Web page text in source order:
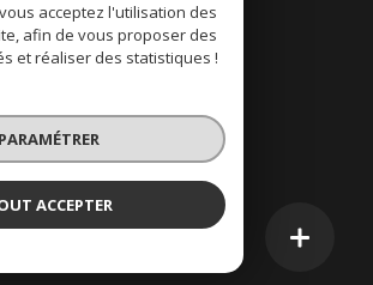
par
acceptez l'utilisation des
afin de vous proposer des
et réaliser des statistiques !
PARAMÉTRER
ACCEPTER